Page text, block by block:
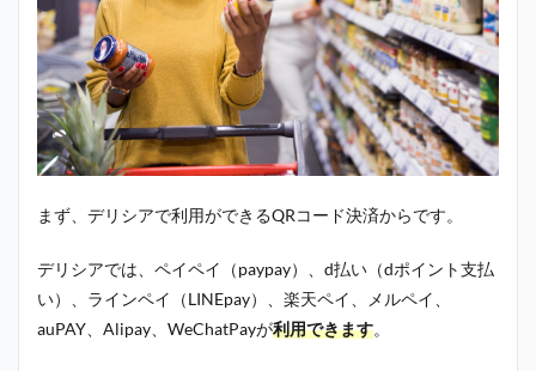
まず、デリシアで利用ができるQRコード決済からです。
デリシアでは、ペイペイ（paypay）、d払い（dポイント支払
い）、ラインペイ（LINEpay）、楽天ペイ、メルペイ、
auPAY、Alipay、WeChatPayが利用できます。